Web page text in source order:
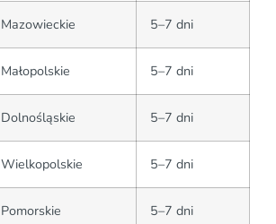
Mazowieckie 5–7 dni
Małopolskie 5–7 dni
Dolnośląskie 5–7 dni
Wielkopolskie 5–7 dni
Pomorskie 5–7 dni